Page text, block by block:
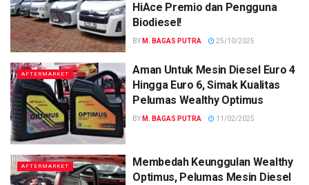
HiAce Premio dan Pengguna
Biodiesel!
BY M. BAGAS PUTRA 25/10/2025
AFTERMARKET
Aman Untuk Mesin Diesel Euro 4
Hingga Euro 6, Simak Kualitas
Pelumas Wealthy Optimus
BY M. BAGAS PUTRA 11/02/2025
AFTERMARKET
Membedah Keunggulan Wealthy
Optimus, Pelumas Mesin Diesel